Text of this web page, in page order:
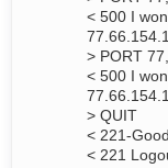
< 500 I
> PORT
< 500 I
> QUIT
< 221-
< 221